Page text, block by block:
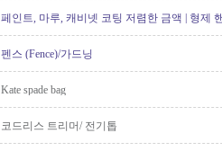
페인트, 마루, 캐비넷 코팅 저렴한 금액 | 형제
펜스 (Fence)/가드닝
Kate spade bag
코드리스 트리머/ 전기톱